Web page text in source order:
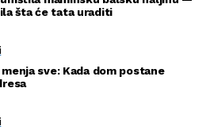
šta će tata uraditi
sve: Kada dom postane